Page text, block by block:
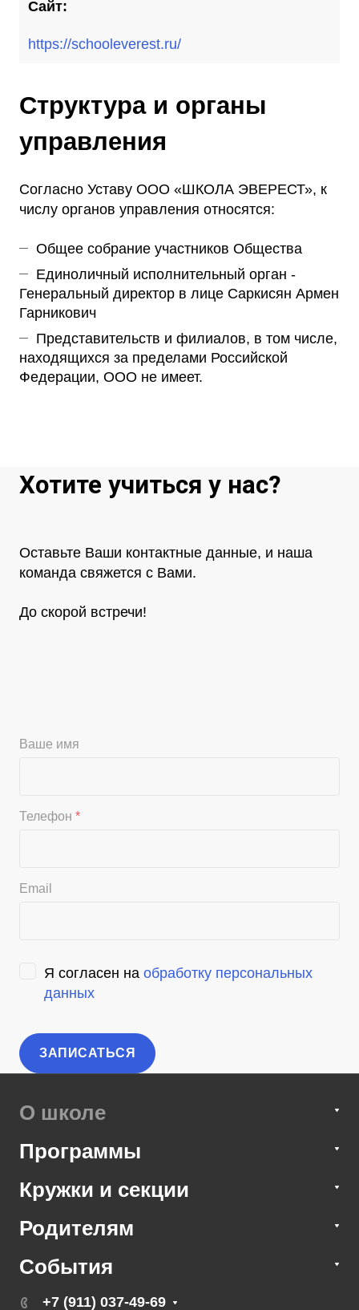
Сайт:
https://schooleverest.ru/
Структура и органы
управления
Согласно Уставу ООО «ШКОЛА ЭВЕРЕСТ», к
числу органов управления относятся:
Общее собрание участников Общества
Единоличный исполнительный орган -
Генеральный директор в лице Саркисян Армен
Гарникович
Представительств и филиалов, в том числе,
находящихся за пределами Российской
Федерации, ООО не имеет.
Хотите учиться у нас?
Оставьте Ваши контактные данные, и наша
команда свяжется с Вами.
До скорой встречи!
Ваше имя
Телефон *
Email
Я согласен на обработку персональных
данных
О школе
Программы
Кружки и секции
Родителям
События
+7 (911) 037-49-69